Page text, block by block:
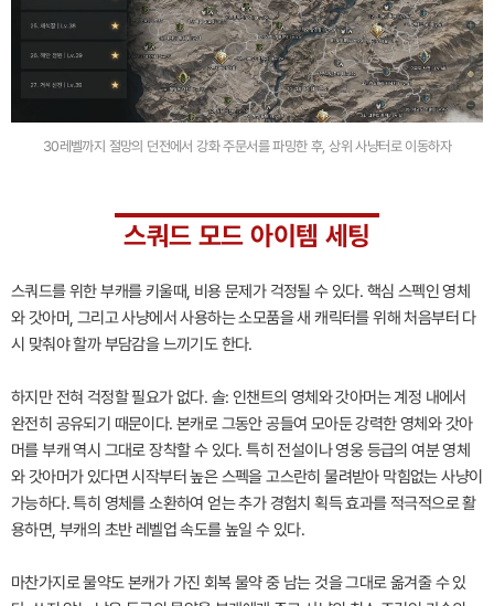
30레벨까지 절망의 던전에서 강화 주문서를 파밍한 후, 상위 사냥터로 이동하자
스쿼드 모드 아이템 세팅
스쿼드를 위한 부캐를 키울때, 비용 문제가 걱정될 수 있다. 핵심 스펙인 영체
와 갓아머, 그리고 사냥에서 사용하는 소모품을 새 캐릭터를 위해 처음부터 다
시 맞춰야 할까 부담감을 느끼기도 한다.
하지만 전혀 걱정할 필요가 없다. 솔: 인챈트의 영체와 갓아머는 계정 내에서
완전히 공유되기 때문이다. 본캐로 그동안 공들여 모아둔 강력한 영체와 갓아
머를 부캐 역시 그대로 장착할 수 있다. 특히 전설이나 영웅 등급의 여분 영체
와 갓아머가 있다면 시작부터 높은 스펙을 고스란히 물려받아 막힘없는 사냥이
가능하다. 특히 영체를 소환하여 얻는 추가 경험치 획득 효과를 적극적으로 활
용하면, 부캐의 초반 레벨업 속도를 높일 수 있다.
마찬가지로 물약도 본캐가 가진 회복 물약 중 남는 것을 그대로 옮겨줄 수 있